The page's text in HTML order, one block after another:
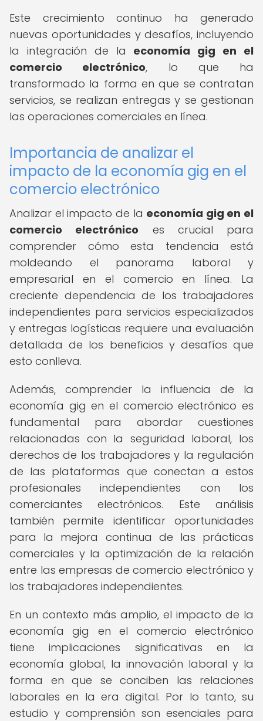
Este crecimiento continuo ha generado
nuevas oportunidades y desafíos, incluyendo
la integración de la economía gig en el
comercio electrónico, lo que ha
transformado la forma en que se contratan
servicios, se realizan entregas y se gestionan
las operaciones comerciales en línea.
Importancia de analizar el
impacto de la economía gig en el
comercio electrónico
Analizar el impacto de la economía gig en el
comercio electrónico es crucial para
comprender cómo esta tendencia está
moldeando el panorama laboral y
empresarial en el comercio en línea. La
creciente dependencia de los trabajadores
independientes para servicios especializados
y entregas logísticas requiere una evaluación
detallada de los beneficios y desafíos que
esto conlleva.
Además, comprender la influencia de la
economía gig en el comercio electrónico es
fundamental para abordar cuestiones
relacionadas con la seguridad laboral, los
derechos de los trabajadores y la regulación
de las plataformas que conectan a estos
profesionales independientes con los
comerciantes electrónicos. Este análisis
también permite identificar oportunidades
para la mejora continua de las prácticas
comerciales y la optimización de la relación
entre las empresas de comercio electrónico y
los trabajadores independientes.
En un contexto más amplio, el impacto de la
economía gig en el comercio electrónico
tiene implicaciones significativas en la
economía global, la innovación laboral y la
forma en que se conciben las relaciones
laborales en la era digital. Por lo tanto, su
estudio y comprensión son esenciales para